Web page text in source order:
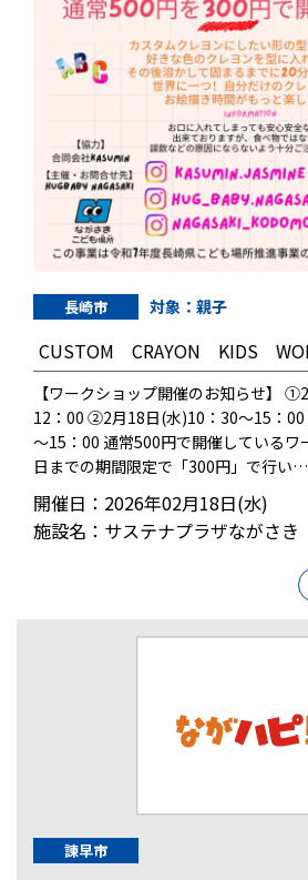
長崎市 対象：親子
CUSTOM CRAYON KIDS
【ワークショップ開催のお知らせ】
12：00 ②2月18日(水)10：30～15：
～15：00 通常500円で開催しているワ
日までの期間限定で「300円」で行い…
開催日：2026年02月18日(水)
施設名：サステナプラザながさき
諫早市